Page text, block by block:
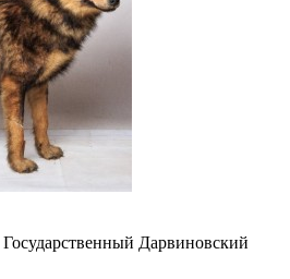
Государственный Дарвиновский